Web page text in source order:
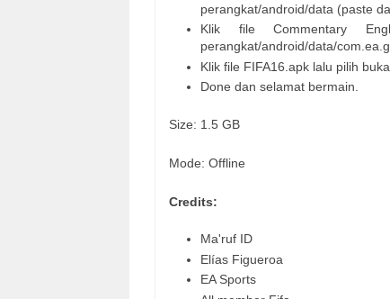
perangkat/android/data (paste
Klik file Commentary
perangkat/android/data/
Klik file FIFA16.apk lalu pilih
Done dan selamat bermain.
Size: 1.5 GB
Mode: Offline
Credits:
Ma'ruf ID
Elías Figueroa
EA Sports